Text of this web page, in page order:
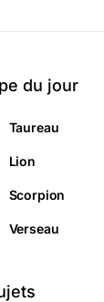
du jour
Taureau
Lion
Scorpion
Verseau